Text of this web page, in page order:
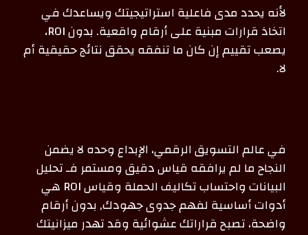
لأنه يحدد مدى فاعلية استراتيجيتك ويساعدك في
اتخاذ قرارات مبنية على أرقام واقعية. بدون ROI،
يصعب تقييم إن كان ما تنفقه يحقق نتائج حقيقية أم
لا.
في عالم التسويق الرقمي، الإبداع وحده لا يضمن
النجاح ما لم يرافقه قياس دقيق ومستمر فـ تحليل
البيانات واحتساب تكاليف الحملة وقياس ROI هي
أدوات أساسية لفهم جدوى جهودك, بدون أرقام
واضحة، تصبح قراراتك عشوائية وقد تهدر ميزانيتك